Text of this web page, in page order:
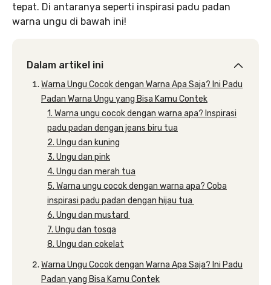
tepat. Di antaranya seperti inspirasi padu padan
warna ungu di bawah ini!
Dalam artikel ini
Warna Ungu Cocok dengan Warna Apa Saja? Ini Padu
Padan Warna Ungu yang Bisa Kamu Contek
1. Warna ungu cocok dengan warna apa? Inspirasi
padu padan dengan jeans biru tua
2. Ungu dan kuning
3. Ungu dan pink
4. Ungu dan merah tua
5. Warna ungu cocok dengan warna apa? Coba
inspirasi padu padan dengan hijau tua
6. Ungu dan mustard
7. Ungu dan tosqa
8. Ungu dan cokelat
Warna Ungu Cocok dengan Warna Apa Saja? Ini Padu
Padan yang Bisa Kamu Contek